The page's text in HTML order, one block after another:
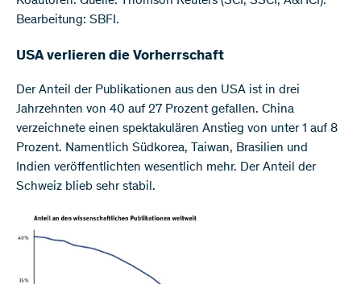
Bearbeitung: SBFI.
USA verlieren die Vorherrschaft
Der Anteil der Publikationen aus den USA ist in drei
Jahrzehnten von 40 auf 27 Prozent gefallen. China
verzeichnete einen spektakulären Anstieg von unter 1 auf 8
Prozent. Namentlich Südkorea, Taiwan, Brasilien und
Indien veröffentlichten wesentlich mehr. Der Anteil der
Schweiz blieb sehr stabil.